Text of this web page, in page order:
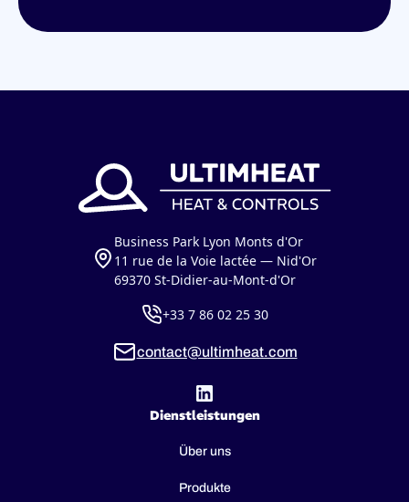
Business Park Lyon Monts d'Or
11 rue de la Voie lactée — Nid'Or
69370 St-Didier-au-Mont-d'Or
+33 7 86 02 25 30
contact@ultimheat.com
Dienstleistungen
Über uns
Produkte